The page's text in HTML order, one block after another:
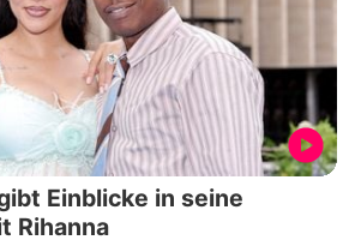
Einblicke in seine
Rihanna